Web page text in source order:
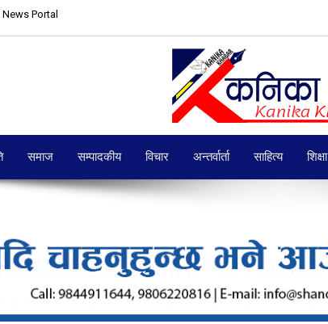
Portal
समाज सम्पादकीय विचार अन्तर्वार्ता साहित्य शिक्षा